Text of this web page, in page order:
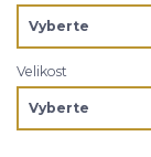
Velikost